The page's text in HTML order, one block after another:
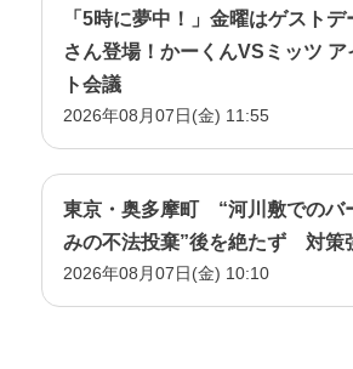
「5時に夢中！」金曜はゲスト
さん登場！かーくんVSミッツ ア
ト会議
2026年08月07日(金) 11:55
東京・奥多摩町 “河川敷でのバ
みの不法投棄”後を絶たず 対策
2026年08月07日(金) 10:10